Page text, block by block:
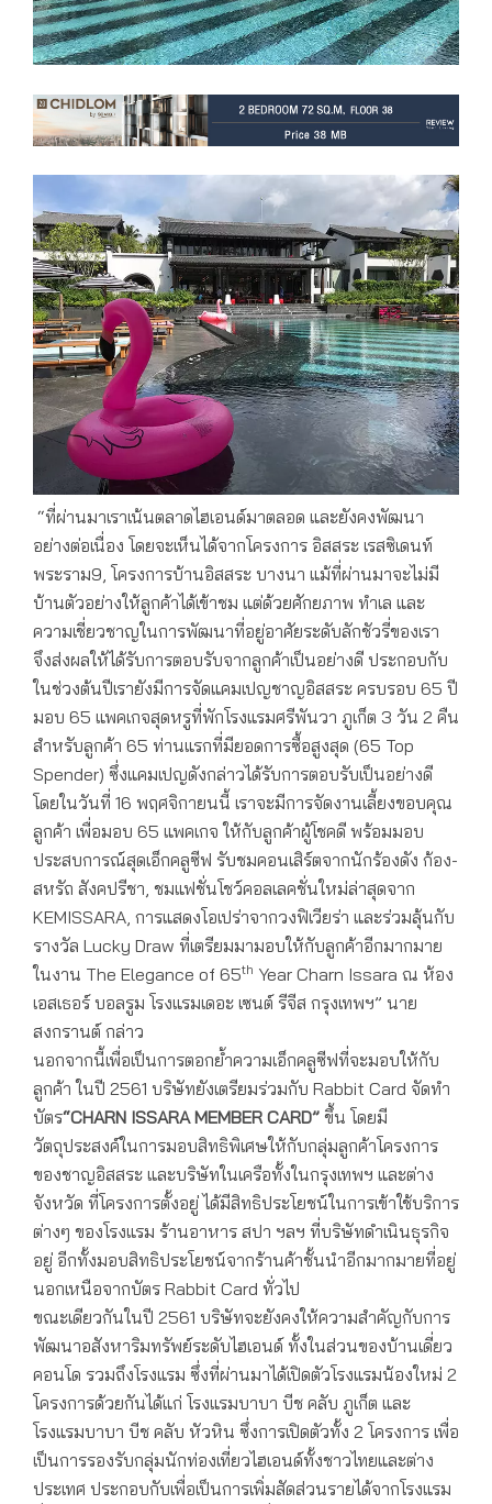
“ที่ผ่านมาเราเน้นตลาดไฮเอนด์มาตลอด และยังคงพัฒนา
อย่างต่อเนื่อง โดยจะเห็นได้จากโครงการ อิสสระ เรสซิเดนท์
พระราม9, โครงการบ้านอิสสระ บางนา แม้ที่ผ่านมาจะไม่มี
บ้านตัวอย่างให้ลูกค้าได้เข้าชม แต่ด้วยศักยภาพ ทำเล และ
ความเชี่ยวชาญในการพัฒนาที่อยู่อาศัยระดับลักชัวรี่ของเรา
จึงส่งผลให้ได้รับการตอบรับจากลูกค้าเป็นอย่างดี ประกอบกับ
ในช่วงต้นปีเรายังมีการจัดแคมเปญชาญอิสสระ ครบรอบ 65 ปี
มอบ 65 แพคเกจสุดหรูที่พักโรงแรมศรีพันวา ภูเก็ต 3 วัน 2 คืน
สำหรับลูกค้า 65 ท่านแรกที่มียอดการซื้อสูงสุด (65 Top
Spender) ซึ่งแคมเปญดังกล่าวได้รับการตอบรับเป็นอย่างดี
โดยในวันที่ 16 พฤศจิกายนนี้ เราจะมีการจัดงานเลี้ยงขอบคุณ
ลูกค้า เพื่อมอบ 65 แพคเกจ ให้กับลูกค้าผู้โชคดี พร้อมมอบ
ประสบการณ์สุดเอ็กคลูซีฟ รับชมคอนเสิร์ตจากนักร้องดัง ก้อง-
สหรัถ สังคปรีชา, ชมแฟชั่นโชว์คอลเลคชั่นใหม่ล่าสุดจาก
KEMISSARA, การแสดงโอเปร่าจากวงฟิเวียร่า และร่วมลุ้นกับ
รางวัล Lucky Draw ที่เตรียมมามอบให้กับลูกค้าอีกมากมาย
ในงาน The Elegance of 65th Year Charn Issara ณ ห้อง
เอสเธอร์ บอลรูม โรงแรมเดอะ เซนต์ รีจีส กรุงเทพฯ” นาย
สงกรานต์ กล่าว
นอกจากนี้เพื่อเป็นการตอกย้ำความเอ็กคลูซีฟที่จะมอบให้กับ
ลูกค้า ในปี 2561 บริษัทยังเตรียมร่วมกับ Rabbit Card จัดทำ
บัตร“CHARN ISSARA MEMBER CARD” ขึ้น โดยมี
วัตถุประสงค์ในการมอบสิทธิพิเศษให้กับกลุ่มลูกค้าโครงการ
ของชาญอิสสระ และบริษัทในเครือทั้งในกรุงเทพฯ และต่าง
จังหวัด ที่โครงการตั้งอยู่ ได้มีสิทธิประโยชน์ในการเข้าใช้บริการ
ต่างๆ ของโรงแรม ร้านอาหาร สปา ฯลฯ ที่บริษัทดำเนินธุรกิจ
อยู่ อีกทั้งมอบสิทธิประโยชน์จากร้านค้าชั้นนำอีกมากมายที่อยู่
นอกเหนือจากบัตร Rabbit Card ทั่วไป
ขณะเดียวกันในปี 2561 บริษัทจะยังคงให้ความสำคัญกับการ
พัฒนาอสังหาริมทรัพย์ระดับไฮเอนด์ ทั้งในส่วนของบ้านเดี่ยว
คอนโด รวมถึงโรงแรม ซึ่งที่ผ่านมาได้เปิดตัวโรงแรมน้องใหม่ 2
โครงการด้วยกันได้แก่ โรงแรมบาบา บีช คลับ ภูเก็ต และ
โรงแรมบาบา บีช คลับ หัวหิน ซึ่งการเปิดตัวทั้ง 2 โครงการ เพื่อ
เป็นการรองรับกลุ่มนักท่องเที่ยวไฮเอนด์ทั้งชาวไทยและต่าง
ประเทศ ประกอบกับเพื่อเป็นการเพิ่มสัดส่วนรายได้จากโรงแรม